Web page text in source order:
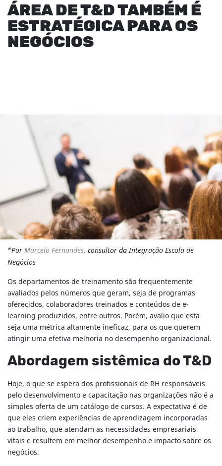
ÁREA DE T&D TAMBÉM É
ESTRATÉGICA PARA OS
NEGÓCIOS
*Por Marcelo Fernandes, consultor da Integração Escola de
Negócios
Os departamentos de treinamento são frequentemente
avaliados pelos números que geram, seja de programas
oferecidos, colaboradores treinados e conteúdos de e-
learning produzidos, entre outros. Porém, avalio que esta
seja uma métrica altamente ineficaz, para os que querem
atingir uma efetiva melhoria no desempenho organizacional.
Abordagem sistêmica do T&D
Hoje, o que se espera dos profissionais de RH responsáveis
pelo desenvolvimento e capacitação nas organizações não é a
simples oferta de um catálogo de cursos. A expectativa é de
que eles criem experiências de aprendizagem incorporadas
ao trabalho, que atendam as necessidades empresariais
vitais e resultem em melhor desempenho e impacto sobre os
negócios.